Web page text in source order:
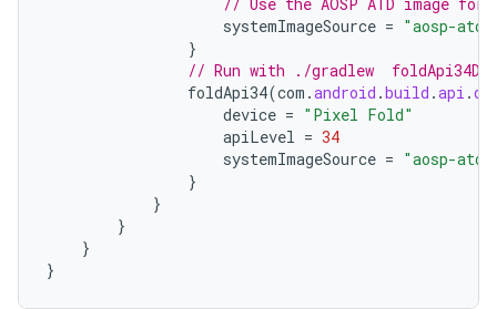
systemImageSource = "aosp-atd"
}
// Run with ./gradlew
foldApi34(com .android .build .api .
device = "Pixel Fold"
apiLevel = 34
systemImageSource = "aosp-atd"
}
}
}
}
}